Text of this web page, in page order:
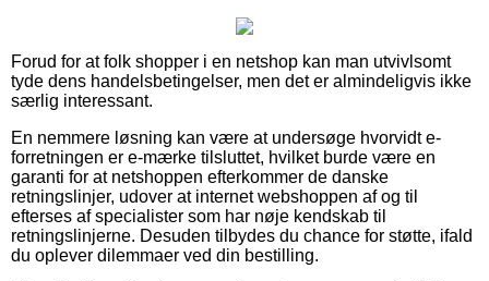
Forud for at folk shopper i en netshop kan man utvivlsomt
tyde dens handelsbetingelser, men det er almindeligvis ikke
særlig interessant.
En nemmere løsning kan være at undersøge hvorvidt e-
forretningen er e-mærke tilsluttet, hvilket burde være en
garanti for at netshoppen efterkommer de danske
retningslinjer, udover at internet webshoppen af og til
efterses af specialister som har nøje kendskab til
retningslinjerne. Desuden tilbydes du chance for støtte, ifald
du oplever dilemmaer ved din bestilling.